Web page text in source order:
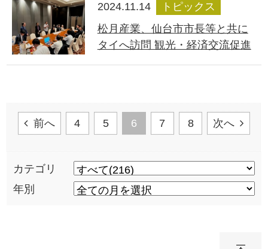
2024.11.14
トピックス
松月産業、仙台市市長等と共に
タイへ訪問 観光・経済交流促進
前へ 4 5 6 7 8 次へ
カテゴリ
年別